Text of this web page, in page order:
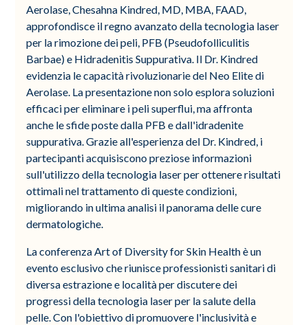
Aerolase, Chesahna Kindred, MD, MBA, FAAD,
approfondisce il regno avanzato della tecnologia laser
per la rimozione dei peli, PFB (Pseudofolliculitis
Barbae) e Hidradenitis Suppurativa. Il Dr. Kindred
evidenzia le capacità rivoluzionarie del Neo Elite di
Aerolase. La presentazione non solo esplora soluzioni
efficaci per eliminare i peli superflui, ma affronta
anche le sfide poste dalla PFB e dall'idradenite
suppurativa. Grazie all'esperienza del Dr. Kindred, i
partecipanti acquisiscono preziose informazioni
sull'utilizzo della tecnologia laser per ottenere risultati
ottimali nel trattamento di queste condizioni,
migliorando in ultima analisi il panorama delle cure
dermatologiche.
La conferenza Art of Diversity for Skin Health è un
evento esclusivo che riunisce professionisti sanitari di
diversa estrazione e località per discutere dei
progressi della tecnologia laser per la salute della
pelle. Con l'obiettivo di promuovere l'inclusività e